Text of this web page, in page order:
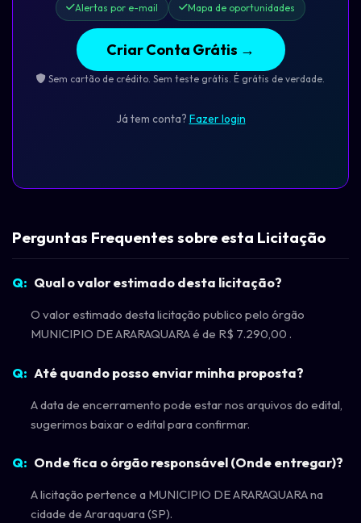
Alertas por e-mail Mapa de oportunidades
Criar Conta Grátis →
Sem cartão de crédito. Sem teste grátis. É grátis de verdade.
Já tem conta? Fazer login
Perguntas Frequentes sobre esta Licitação
Qual o valor estimado desta licitação?
O valor estimado desta licitação publico pelo órgão
MUNICIPIO DE ARARAQUARA é de R$ 7.290,00 .
Até quando posso enviar minha proposta?
A data de encerramento pode estar nos arquivos do edital,
sugerimos baixar o edital para confirmar.
Onde fica o órgão responsável (Onde entregar)?
A licitação pertence a MUNICIPIO DE ARARAQUARA na
cidade de Araraquara (SP).